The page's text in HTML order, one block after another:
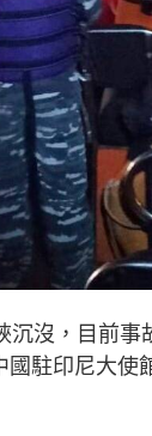
沒，目前
駐印尼大使